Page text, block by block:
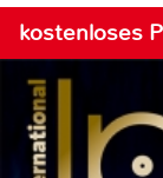
kostenloses